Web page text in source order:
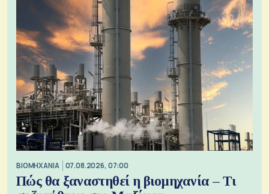
ΒΙΟΜΗΧΑΝΙΑ 07.08.2026, 07:00
Πώς θα ξαναστηθεί η βιομηχανία – Τι